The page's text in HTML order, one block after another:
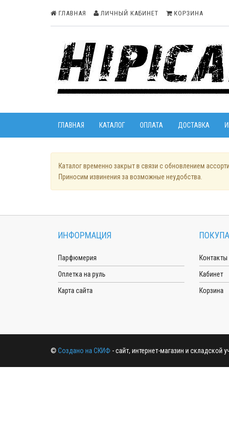
ГЛАВНАЯ ЛИЧНЫЙ КАБИНЕТ КОРЗИНА
ГЛАВНАЯ КАТАЛОГ ОПЛАТА ДОСТАВКА
Каталог временно закрыт в связи с обновлением
Приносим извинения за возможные неудобства.
ИНФОРМАЦИЯ
Парфюмерия
Оплетка на руль
Карта сайта
Контакты
Кабинет
Корзина
© Создано на СКИФ - сайт, интернет-магазин и складской